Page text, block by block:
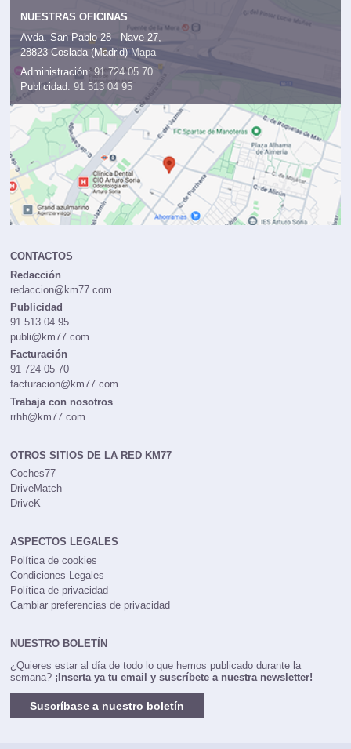
NUESTRAS OFICINAS
Avda. San Pablo 28 - Nave 27,
28823 Coslada (Madrid) Mapa
Administración: 91 724 05 70
Publicidad: 91 513 04 95
CONTACTOS
Redacción
redaccion@km77.com
Publicidad
91 513 04 95
publi@km77.com
Facturación
91 724 05 70
facturacion@km77.com
Trabaja con nosotros
rrhh@km77.com
OTROS SITIOS DE LA RED KM77
Coches77
DriveMatch
DriveK
ASPECTOS LEGALES
Política de cookies
Condiciones Legales
Política de privacidad
Cambiar preferencias de privacidad
NUESTRO BOLETÍN
¿Quieres estar al día de todo lo que hemos publicado durante la
semana? ¡Inserta ya tu email y suscríbete a nuestra newsletter!
Suscríbase a nuestro boletín